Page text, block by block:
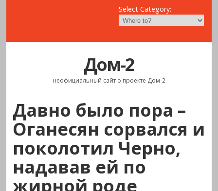
Select Category:
Дом-2
неофициальный сайт о проекте Дом-2
Давно было пора –
Оганесян сорвался и
поколотил Черно,
надавав ей по
жирной роде